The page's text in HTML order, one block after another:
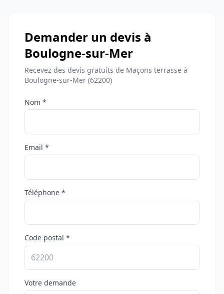
Demander un devis à
Boulogne-sur-Mer
Recevez des devis gratuits de Maçons terrasse à
Boulogne-sur-Mer (62200)
Nom *
Email *
Téléphone *
Code postal *
Votre demande